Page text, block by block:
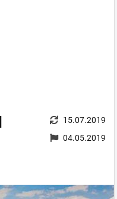
15.07.2019
04.05.2019